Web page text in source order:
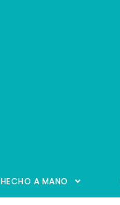
HECHO A MANO